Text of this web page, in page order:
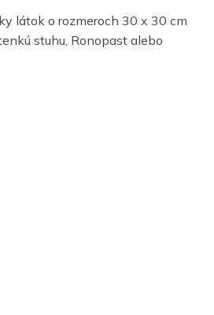
látok o rozmeroch 30 x 30 cm
stuhu, Ronopast alebo